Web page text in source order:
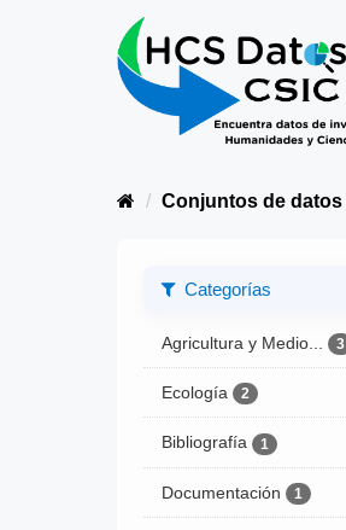
Conjuntos de datos
Categorías
Agricultura y Medio... 3
Ecología 2
Bibliografía 1
Documentación 1